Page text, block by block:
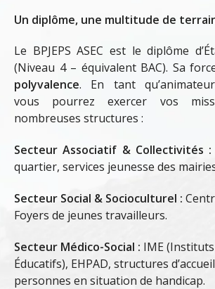
Un diplôme, une multitude de
Le BPJEPS ASEC est le diplôme
(Niveau 4 – équivalent BAC). Sa
polyvalence. En tant
vous pourrez exercer vos
nombreuses structures :
Secteur Associatif & Collectivités :
quartier, services jeunesse des
Secteur Social & Socioculturel :
Foyers de jeunes travailleurs.
Secteur Médico-Social : IME
Éducatifs), EHPAD, structures
personnes en situation de handicap.